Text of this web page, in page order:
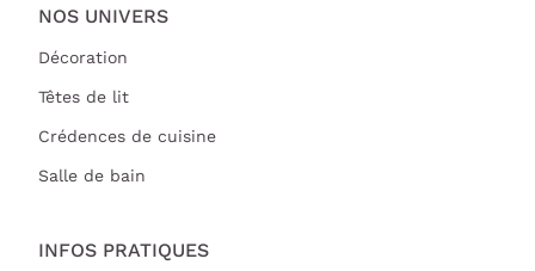
NOS UNIVERS
Décoration
Têtes de lit
Crédences de cuisine
Salle de bain
INFOS PRATIQUES